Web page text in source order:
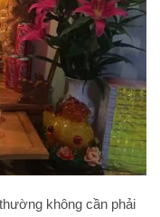
không cần phải